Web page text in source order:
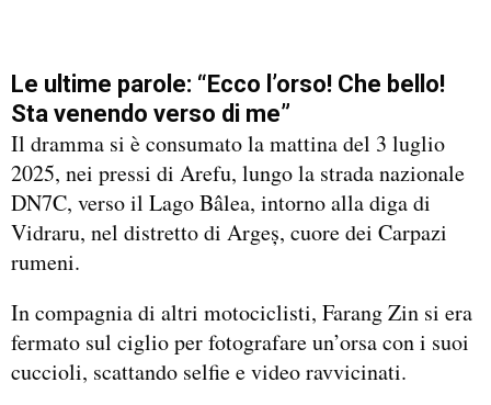
Le ultime parole: “Ecco l’orso! Che bello!
Sta venendo verso di me”
Il dramma si è consumato la mattina del 3 luglio
2025, nei pressi di Arefu, lungo la strada nazionale
DN7C, verso il Lago Bâlea, intorno alla diga di
Vidraru, nel distretto di Argeș, cuore dei Carpazi
rumeni.
In compagnia di altri motociclisti, Farang Zin si era
fermato sul ciglio per fotografare un’orsa con i suoi
cuccioli, scattando selfie e video ravvicinati.